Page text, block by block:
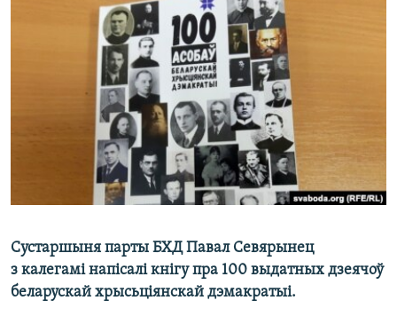
НА ХВАЛЯХ СВАБОДЫ
Сустаршыня парты БХД Павал Севярынец
з калегамі напісалі кнігу пра 100 выдатных дзеячоў
беларускай хрысьціянскай дэмакратыі.